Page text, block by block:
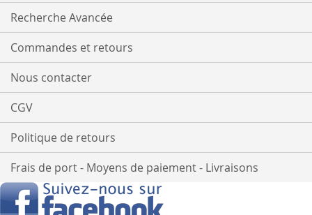
:Recherche Avancée
Commandes et retours
Nous contacter
CGV
Politique de retours
Frais de port - Moyens de paiement - Livraisons